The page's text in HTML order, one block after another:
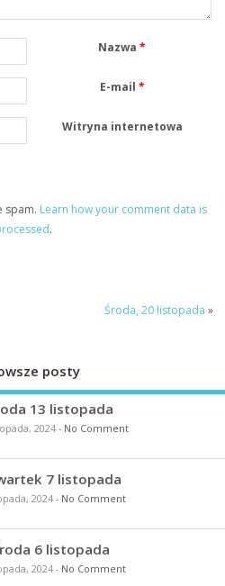
Nazwa*
E-mail *
Witryna internetowa
spam. Learn how your comment data is
.
Środa, 20 listopada »
posty
13 listopada
2024- No Comment
7 listopada
2024- No Comment
6 listopada
2024- No Comment